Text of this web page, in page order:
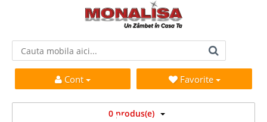
Cont Favorite
0 produs(e)